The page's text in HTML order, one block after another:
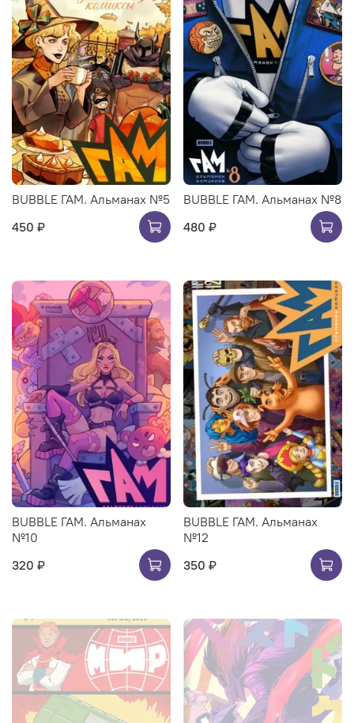
BUBBLE ГАМ. Альманах №5
450 ₽
BUBBLE ГАМ. Альманах №8
480 ₽
BUBBLE ГАМ. Альманах
№10
320 ₽
BUBBLE ГАМ. Альманах
№12
350 ₽